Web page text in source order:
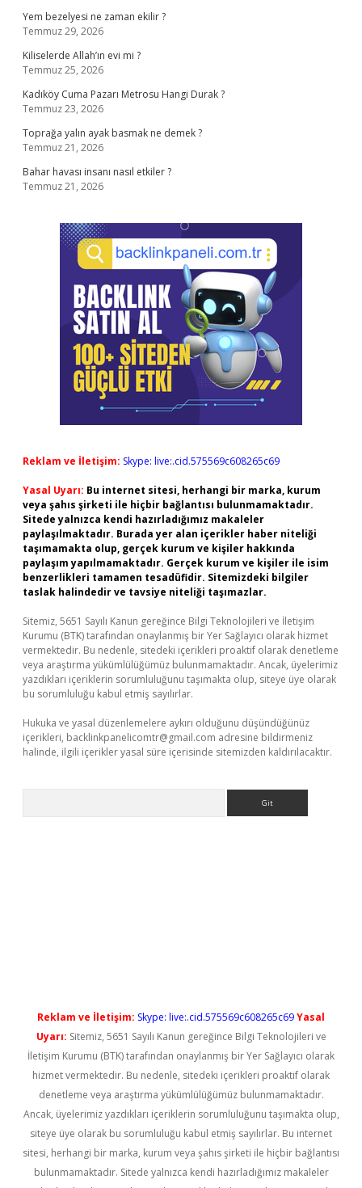
Yem bezelyesi ne zaman ekilir ?
Temmuz 29, 2026
Kiliselerde Allah’ın evi mi ?
Temmuz 25, 2026
Kadıköy Cuma Pazarı Metrosu Hangi Durak ?
Temmuz 23, 2026
Toprağa yalın ayak basmak ne demek ?
Temmuz 21, 2026
Bahar havası insanı nasıl etkiler ?
Temmuz 21, 2026
Reklam ve İletişim: Skype: live:.cid.575569c608265c69
Yasal Uyarı: Bu internet sitesi, herhangi bir marka, kurum
veya şahıs şirketi ile hiçbir bağlantısı bulunmamaktadır.
Sitede yalnızca kendi hazırladığımız makaleler
paylaşılmaktadır. Burada yer alan içerikler haber niteliği
taşımamakta olup, gerçek kurum ve kişiler hakkında
paylaşım yapılmamaktadır. Gerçek kurum ve kişiler ile isim
benzerlikleri tamamen tesadüfidir. Sitemizdeki bilgiler
taslak halindedir ve tavsiye niteliği taşımazlar.
Sitemiz, 5651 Sayılı Kanun gereğince Bilgi Teknolojileri ve İletişim
Kurumu (BTK) tarafından onaylanmış bir Yer Sağlayıcı olarak hizmet
vermektedir. Bu nedenle, sitedeki içerikleri proaktif olarak denetleme
veya araştırma yükümlülüğümüz bulunmamaktadır. Ancak, üyelerimiz
yazdıkları içeriklerin sorumluluğunu taşımakta olup, siteye üye olarak
bu sorumluluğu kabul etmiş sayılırlar.
Hukuka ve yasal düzenlemelere aykırı olduğunu düşündüğünüz
içerikleri, backlinkpanelicomtr@gmail.com adresine bildirmeniz
halinde, ilgili içerikler yasal süre içerisinde sitemizden kaldırılacaktır.
Reklam ve İletişim: Skype: live:.cid.575569c608265c69Yasal
Uyarı: Sitemiz, 5651 Sayılı Kanun gereğince Bilgi Teknolojileri ve
İletişim Kurumu (BTK) tarafından onaylanmış bir Yer Sağlayıcı olarak
hizmet vermektedir. Bu nedenle, sitedeki içerikleri proaktif olarak
denetleme veya araştırma yükümlülüğümüz bulunmamaktadır.
Ancak, üyelerimiz yazdıkları içeriklerin sorumluluğunu taşımakta olup,
siteye üye olarak bu sorumluluğu kabul etmiş sayılırlar. Bu internet
sitesi, herhangi bir marka, kurum veya şahıs şirketi ile hiçbir bağlantısı
bulunmamaktadır. Sitede yalnızca kendi hazırladığımız makaleler